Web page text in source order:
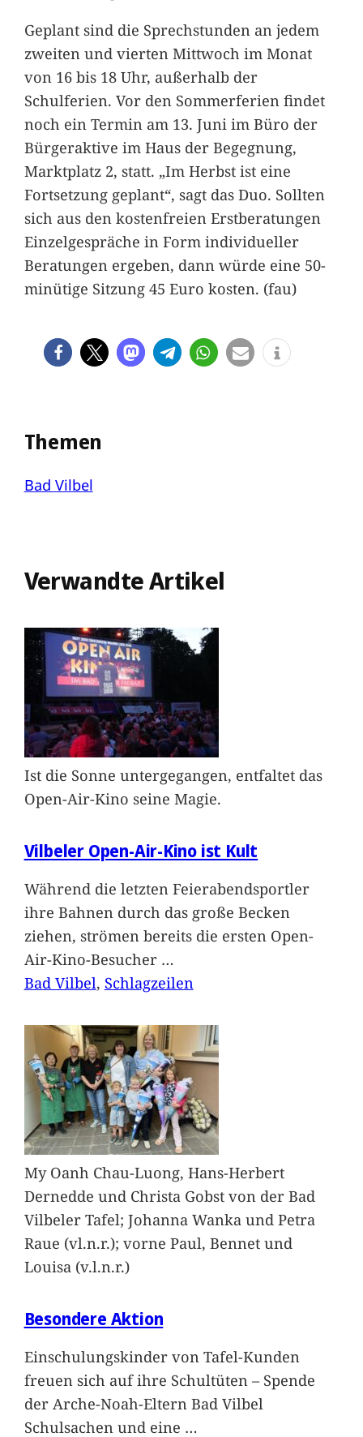
Geplant sind die Sprechstunden an jedem
zweiten und vierten Mittwoch im Monat
von 16 bis 18 Uhr, außerhalb der
Schulferien. Vor den Sommerferien findet
noch ein Termin am 13. Juni im Büro der
Bürgeraktive im Haus der Begegnung,
Marktplatz 2, statt. „Im Herbst ist eine
Fortsetzung geplant“, sagt das Duo. Sollten
sich aus den kostenfreien Erstberatungen
Einzelgespräche in Form individueller
Beratungen ergeben, dann würde eine 50-
minütige Sitzung 45 Euro kosten. (fau)
Themen
Bad Vilbel
Verwandte Artikel
Ist die Sonne untergegangen, entfaltet das
Open-Air-Kino seine Magie.
Vilbeler Open-Air-Kino ist Kult
Während die letzten Feierabendsportler
ihre Bahnen durch das große Becken
ziehen, strömen bereits die ersten Open-
Air-Kino-Besucher …
Bad Vilbel, Schlagzeilen
My Oanh Chau-Luong, Hans-Herbert
Dernedde und Christa Gobst von der Bad
Vilbeler Tafel; Johanna Wanka und Petra
Raue (vl.n.r.); vorne Paul, Bennet und
Louisa (v.l.n.r.)
Besondere Aktion
Einschulungskinder von Tafel-Kunden
freuen sich auf ihre Schultüten – Spende
der Arche-Noah-Eltern Bad Vilbel
Schulsachen und eine …